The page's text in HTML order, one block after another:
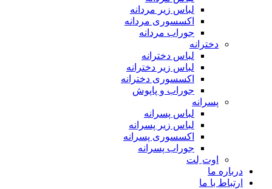
لباس زیر مردانه
اکسسوری مردانه
جوراب مردانه
دخترانه
لباس دخترانه
لباس زیر دخترانه
اکسسوری دخترانه
جوراب و پاپوش
پسرانه
لباس پسرانه
لباس زیر پسرانه
اکسسوری پسرانه
جوراب پسرانه
اوت ِلت
درباره ما
ارتباط با ما